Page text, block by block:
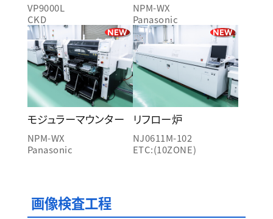
VP9000L
CKD
NPM-WX
Panasonic
NEW
モジュラーマウンター
NPM-WX
Panasonic
NEW
リフロー炉
NJ0611M-102
ETC:(10ZONE)
画像検査工程